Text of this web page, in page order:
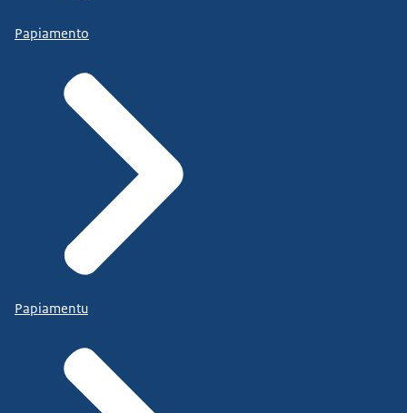
Papiamento
Papiamentu